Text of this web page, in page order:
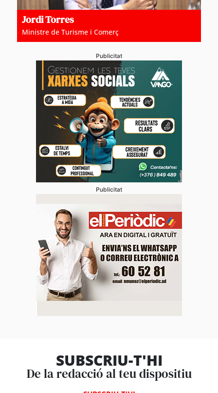
Jordi Torres
Ministre de Turisme i Comerç
Publicitat
Publicitat
SUBSCRIU-T'HI
De la redacció al teu dispositiu